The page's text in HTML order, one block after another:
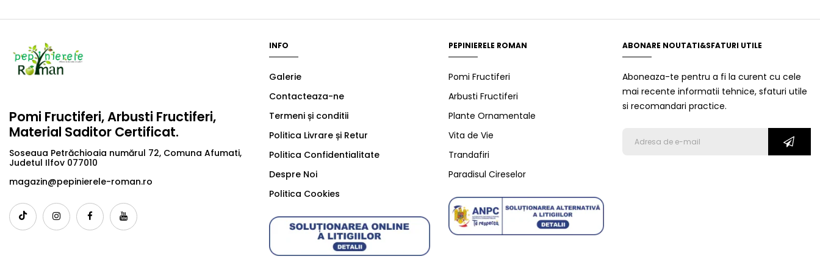
Pomi Fructiferi, Arbusti Fructiferi,
Material Saditor Certificat.
Soseaua Petrăchioaia numărul 72, Comuna Afumati,
Judetul Ilfov 077010
magazin@pepinierele-roman.ro
INFO
Galerie
Contacteaza-ne
Termeni și conditii
Politica Livrare și Retur
Politica Confidentialitate
Despre Noi
Politica Cookies
PEPINIERELE ROMAN
Pomi Fructiferi
Arbusti Fructiferi
Plante Ornamentale
Vita de Vie
Trandafiri
Paradisul Cireselor
ABONARE NOUTATI&SFATURI UTILE
Aboneaza-te pentru a fi la curent cu cele
mai recente informatii tehnice, sfaturi utile
si recomandari practice.